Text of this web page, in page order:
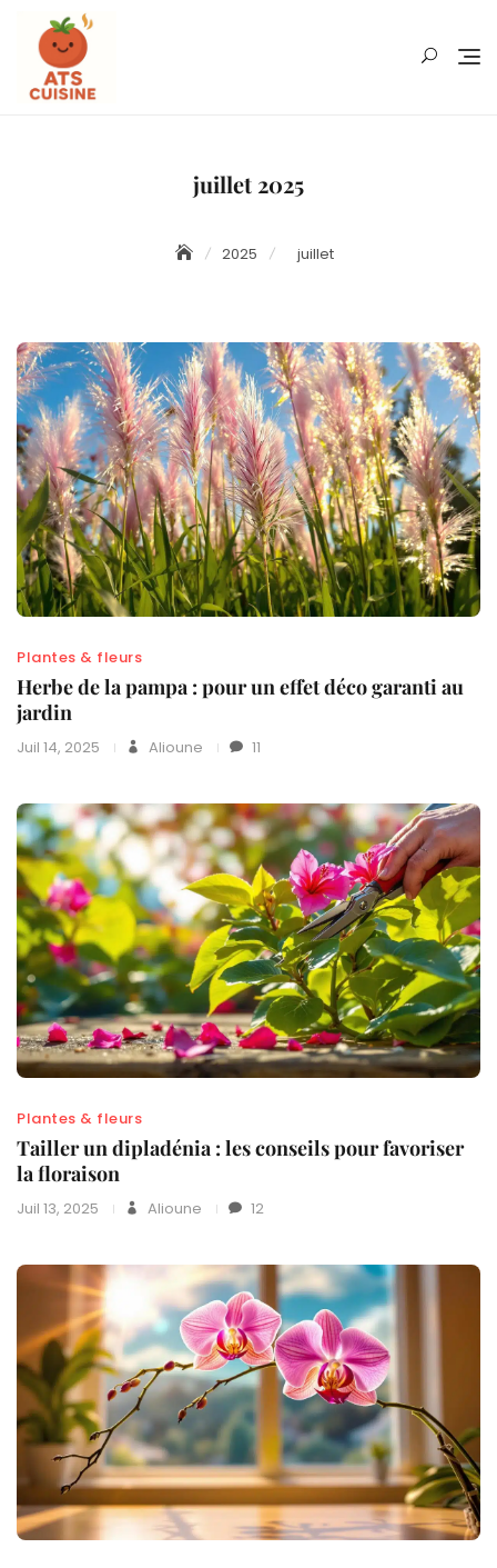
content
juillet 2025
2025 juillet
Plantes & fleurs
Herbe de la pampa : pour un effet déco garanti au
jardin
Juil 14, 2025 Alioune 11
Plantes & fleurs
Tailler un dipladénia : les conseils pour favoriser
la floraison
Juil 13, 2025 Alioune 12